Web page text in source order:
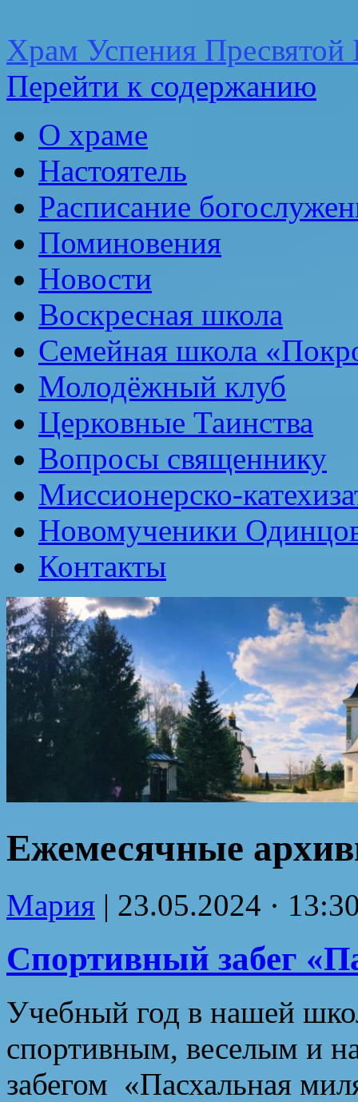
Храм Успения Пресвятой
Перейти к содержанию
О храме
Настоятель
Расписание
Поминовения
Новости
Воскресная школа
Семейная школа
Молодёжный клуб
Церковные Таинства
Вопросы священнику
Миссионерско-
Новомученики
Контакты
Ежемесячные
Мария | 23.05.2024 ·
Спортивный забег
Учебный год в нашей
спортивным, веселым и
забегом «Пасхальная